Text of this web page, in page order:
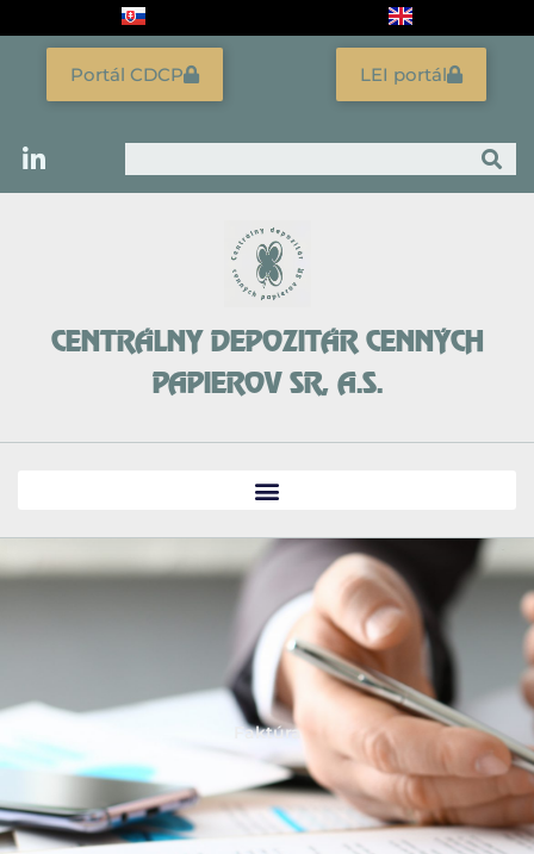
Vyhľadať
LEI portál
Portál CDCP
CENTRÁLNY DEPOZITÁR CENNÝCH
PAPIEROV SR, A.S.
Faktúra